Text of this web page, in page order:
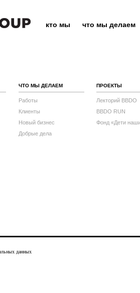
кто мы что мы делаем
ЧТО МЫ ДЕЛАЕМ
Работы
Клиенты
Новый бизнес
Добрые дела
ПРОЕКТЫ
Лекторий BBDO
BBDO RUN
Фонд «Дети
данных